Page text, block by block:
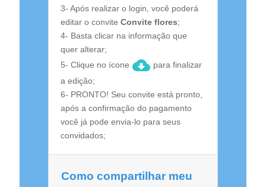
3- Após realizar o login, você poderá
editar o convite Convite flores;
4- Basta clicar na informação que
quer alterar;
5- Clique no ícone
para finalizar
a edição;
6- PRONTO! Seu convite está pronto,
após a confirmação do pagamento
você já pode envia-lo para seus
convidados;
Como compartilhar meu